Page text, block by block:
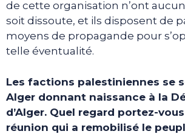
de cette organisation n’ont
soit dissoute, et ils disposent de
moyens de propagande pour
telle éventualité.
Les factions palestiniennes se
Alger donnant naissance à la
d’Alger. Quel regard portez-
réunion qui a remobilisé le